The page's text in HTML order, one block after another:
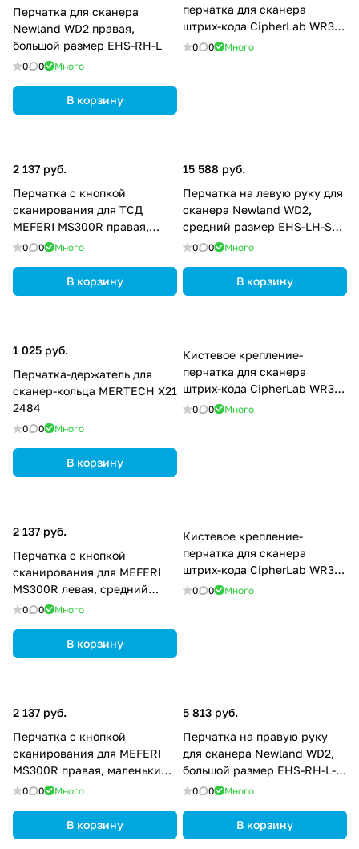
Перчатка для сканера
Newland WD2 правая,
большой размер EHS-RH-L
0 0 Много
В корзину
перчатка для сканера
штрих-кода CipherLab WR30
AWR30AHMGRM01
0 0 Много
2 137 руб.
Перчатка с кнопкой
сканирования для ТСД
MEFERI MS300R правая,
средний размер MS300R-
0 0 Много
В корзину
15 588 руб.
Перчатка на левую руку для
сканера Newland WD2,
средний размер EHS-LH-SM-
050 0 Много
В корзину
1 025 руб.
Перчатка-держатель для
сканер-кольца MERTECH X21
2484
0 0 Много
В корзину
Кистевое крепление-
перчатка для сканера
штрих-кода CipherLab WR30
AWR30AHMGRS01
0 0 Много
2 137 руб.
Перчатка с кнопкой
сканирования для MEFERI
MS300R левая, средний
размер MS300R-WGLVML-02
0 0 Много
В корзину
Кистевое крепление-
перчатка для сканера
штрих-кода CipherLab WR30
AWR30AHMGRL01
0 0 Много
2 137 руб.
Перчатка с кнопкой
сканирования для MEFERI
MS300R правая, маленький
размер MS300R-WGLVSR-02
0 0 Много
В корзину
5 813 руб.
Перчатка на правую руку
для сканера Newland WD2,
большой размер EHS-RH-L-
050 0 Много
В корзину